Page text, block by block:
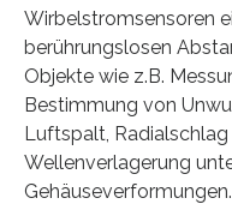
Wirbelstromsensoren
berührungslosen
Objekte wie z.B.
Bestimmung von
Luftspalt, Radialschlag
Wellenverlagerung
Gehäuseverformungen.